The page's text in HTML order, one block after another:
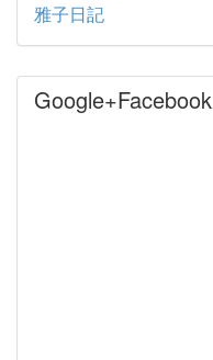
雅子日記
Google+Facebook